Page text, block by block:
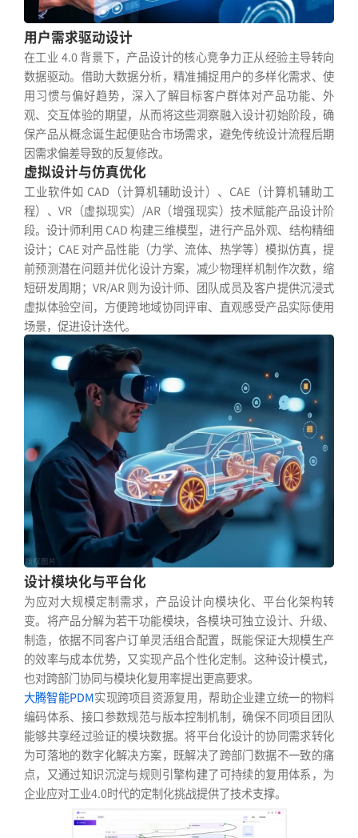
用户需求驱动设计
在工业 4.0 背景下，产品设计的核心竞争力正从经验主导转向
数据驱动。借助大数据分析，精准捕捉用户的多样化需求、使
用习惯与偏好趋势，深入了解目标客户群体对产品功能、外
观、交互体验的期望，从而将这些洞察融入设计初始阶段，确
保产品从概念诞生起便贴合市场需求，避免传统设计流程后期
因需求偏差导致的反复修改。
虚拟设计与仿真优化
工业软件如 CAD（计算机辅助设计）、CAE（计算机辅助工
程）、VR（虚拟现实）/AR（增强现实）技术赋能产品设计阶
段。设计师利用 CAD 构建三维模型，进行产品外观、结构精细
设计；CAE 对产品性能（力学、流体、热学等）模拟仿真，提
前预测潜在问题并优化设计方案，减少物理样机制作次数，缩
短研发周期；VR/AR 则为设计师、团队成员及客户提供沉浸式
虚拟体验空间，方便跨地域协同评审、直观感受产品实际使用
场景，促进设计迭代。
设计模块化与平台化
为应对大规模定制需求，产品设计向模块化、平台化架构转
变。将产品分解为若干功能模块，各模块可独立设计、升级、
制造，依据不同客户订单灵活组合配置，既能保证大规模生产
的效率与成本优势，又实现产品个性化定制。这种设计模式，
也对跨部门协同与模块化复用率提出更高要求。
大腾智能PDM实现跨项目资源复用，帮助企业建立统一的物料
编码体系、接口参数规范与版本控制机制，确保不同项目团队
能够共享经过验证的模块数据。将平台化设计的协同需求转化
为可落地的数字化解决方案，既解决了跨部门数据不一致的痛
点，又通过知识沉淀与规则引擎构建了可持续的复用体系，为
企业应对工业4.0时代的定制化挑战提供了技术支撑。